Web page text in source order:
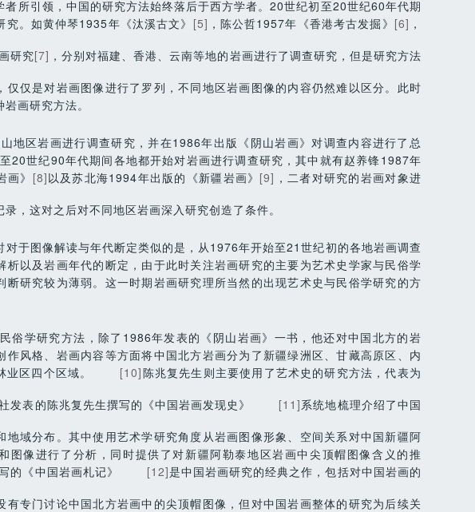
者所引领，中国的研究方法始终落后于西方学者。20世纪初至20世纪60年代期
。如黄仲琴1935年《汰溪古文》 [5] ，陈公哲1957年《香港考古发掘》 [6] ，
研究[7] ，分别对福建、香港、云南等地的岩画进行了调查研究，但是研究方法
仅仅是对岩画图像进行了罗列，不同地区岩画图像的内容仍然难以区分。此时
画研究方法。
地区岩画进行调查研究，并在1986年出版《阴山岩画》对调查内容进行了总
20世纪90年代期间各地都开始对岩画进行调查研究，其中就有赵养锋1987年
》 [8]以及苏北海1994年出版的《新疆岩画》 [9] ，二者对研究的岩画对象进
，这对之后对不同地区岩画深入研究创造了条件。
对于图像解读与年代断定类似的是，从1976年开始至21世纪初的各地岩画调查
析以及岩画年代的断定，由于此时关注岩画研究的主要为艺术史学家与民俗学
断研究较为薄弱。这一时期岩画研究理所当然的出现艺术史与民俗学研究的方
俗学研究方法，除了1986年发表的《阴山岩画》一书，他还对中国北方的岩
作风格、岩画内容等方面将中国北方岩画分为了新疆绿洲区、甘藏高原区、内
区四个区域。
[10]陈兆复先生则主要使用了艺术史的研究方法，代表为
发表的陈兆复先生撰写的《中国岩画发现史》
[11]系统地梳理介绍了中国
地域分布。其中使用艺术学研究角度从岩画图像形象、空间关系对中国新疆阿
图像进行了分析，同时提供了对新疆阿勒泰地区岩画中尖顶帽图像含义的推
的《中国岩画札记》
[12]是中国岩画研究的经典之作，包括对中国岩画的
有专门讨论中国北方岩画中的尖顶帽图像，但对中国岩画整体的研究为后续关